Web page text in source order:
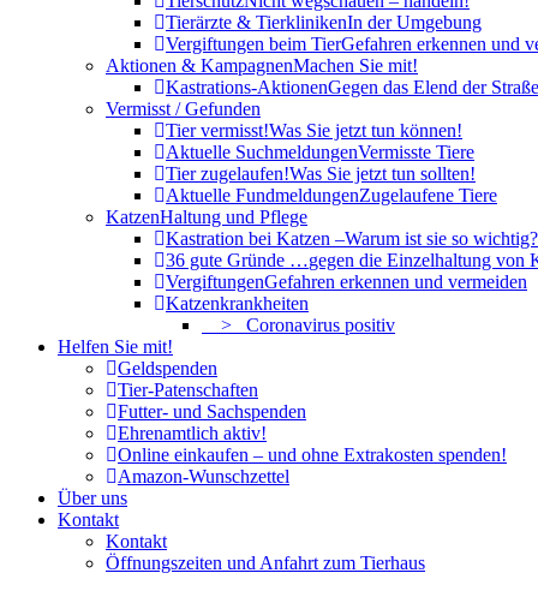
Tierärzte & TierklinikenIn der Umgebung
Vergiftungen beim TierGefahren erkennen und
Aktionen & KampagnenMachen Sie mit!
Kastrations-AktionenGegen das Elend der
Vermisst / Gefunden
Tier vermisst!Was Sie jetzt tun können!
Aktuelle SuchmeldungenVermisste Tiere
Tier zugelaufen!Was Sie jetzt tun sollten!
Aktuelle FundmeldungenZugelaufene Tiere
KatzenHaltung und Pflege
Kastration bei Katzen –Warum ist sie so wichtig?
36 gute Gründe …gegen die Einzelhaltung von
VergiftungenGefahren erkennen und vermeiden
Katzenkrankheiten
> Coronavirus positiv
Helfen Sie mit!
Geldspenden
Tier-Patenschaften
Futter- und Sachspenden
Ehrenamtlich aktiv!
Online einkaufen – und ohne Extrakosten spenden!
Amazon-Wunschzettel
Über uns
Kontakt
Kontakt
Öffnungszeiten und Anfahrt zum Tierhaus